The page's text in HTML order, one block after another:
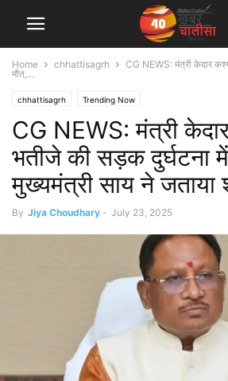
Home chhattisagrh
CG NEWS: मंत्री केदार
मौत,...
chhattisagrh Trending Now
CG NEWS: मंत्री
भतीजे की सड़क दुर्घटना
मुख्यमंत्री साय ने
By Jiya Choudhary - July 23, 2025